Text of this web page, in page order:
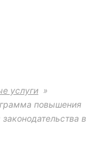
услуги
повышения
в